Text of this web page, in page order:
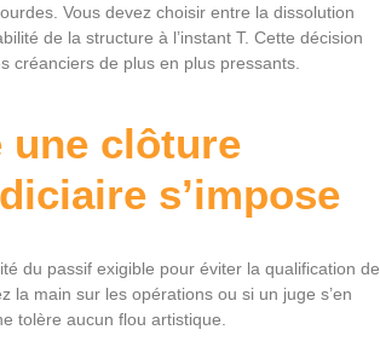
Vous devez choisir entre la dissolution
de la structure à l’instant T. Cette décision
créanciers de plus en plus pressants.
une clôture
s’impose
du passif exigible pour éviter la qualification de
main sur les opérations ou si un juge s’en
tolère aucun flou artistique.